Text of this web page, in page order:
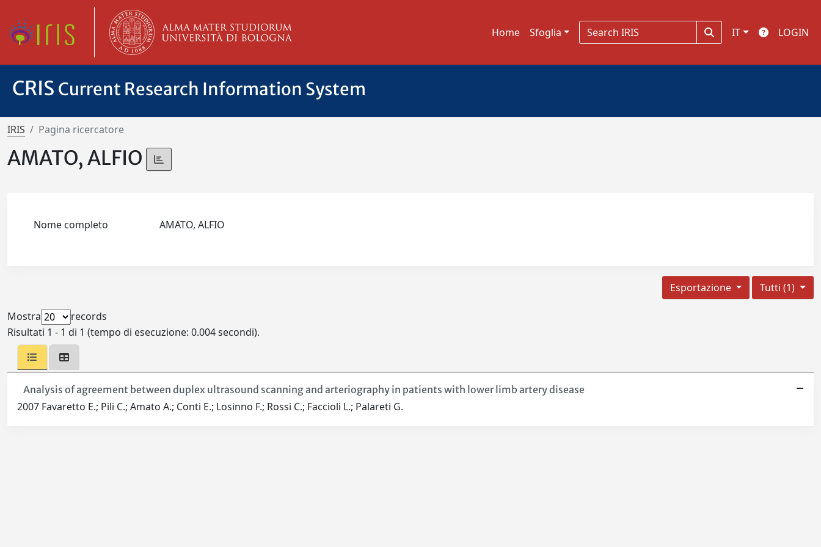
Home Sfoglia IT LOGIN
CRIS Current Research Information System
IRIS Pagina ricercatore
AMATO, ALFIO
Nome completo AMATO, ALFIO
Tutti (1)
Esportazione
Mostra
records
Risultati 1 - 1 di 1 (tempo di esecuzione: 0.004 secondi).
Analysis of agreement between duplex ultrasound scanning and arteriography in patients with lower limb artery disease
2007 Favaretto E.; Pili C.; Amato A.; Conti E.; Losinno F.; Rossi C.; Faccioli L.; Palareti G.